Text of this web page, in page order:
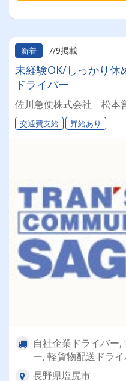
新着 7/9掲載
未経験OK/しっかり
ドライバー
佐川急便株式会社 松本
交通費支給 昇給あり
自社企業ドライバー
ー, 軽貨物配送ドラ
長野県塩尻市